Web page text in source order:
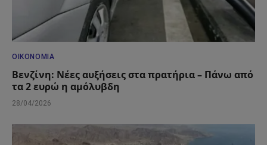
ΟΙΚΟΝΟΜΊΑ
Βενζίνη: Νέες αυξήσεις στα πρατήρια – Πάνω από
τα 2 ευρώ η αμόλυβδη
28/04/2026